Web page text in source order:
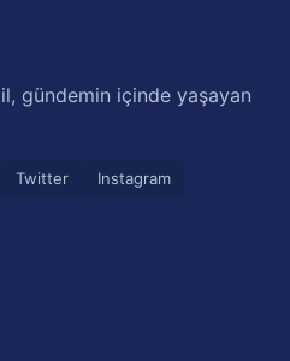
gündemin içinde yaşayan
Twitter
Instagram